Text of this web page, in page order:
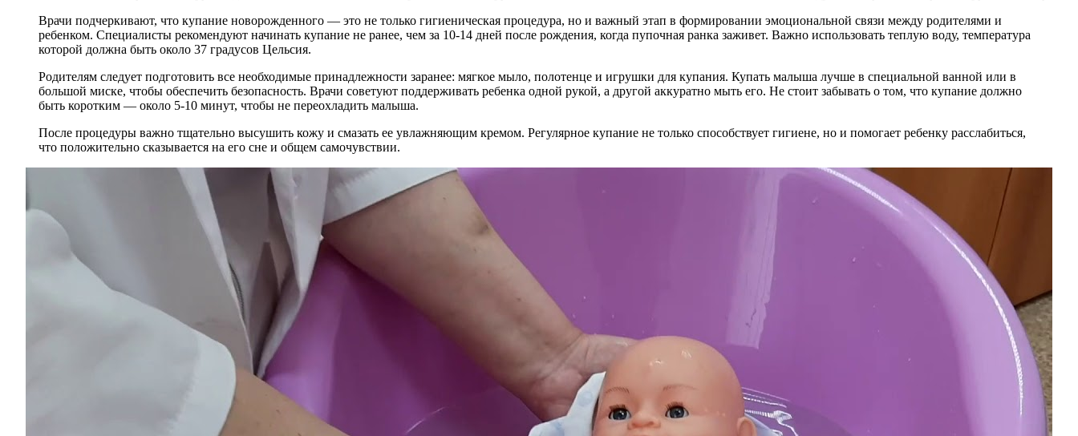
Врачи подчеркивают, что купание новорожденного — это не только гигиеническая процедура, но и важный этап в формировании эмоциональной связи между родителями и
ребенком. Специалисты рекомендуют начинать купание не ранее, чем за 10-14 дней после рождения, когда пупочная ранка заживет. Важно использовать теплую воду, температура
которой должна быть около 37 градусов Цельсия.
Родителям следует подготовить все необходимые принадлежности заранее: мягкое мыло, полотенце и игрушки для купания. Купать малыша лучше в специальной ванной или в
большой миске, чтобы обеспечить безопасность. Врачи советуют поддерживать ребенка одной рукой, а другой аккуратно мыть его. Не стоит забывать о том, что купание должно
быть коротким — около 5-10 минут, чтобы не переохладить малыша.
После процедуры важно тщательно высушить кожу и смазать ее увлажняющим кремом. Регулярное купание не только способствует гигиене, но и помогает ребенку расслабиться,
что положительно сказывается на его сне и общем самочувствии.